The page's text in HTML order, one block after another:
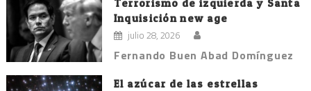
Terrorismo de izquierda y Santa
Inquisición new age
julio 28, 2026
Fernando Buen Abad Domínguez
El azúcar de las estrellas